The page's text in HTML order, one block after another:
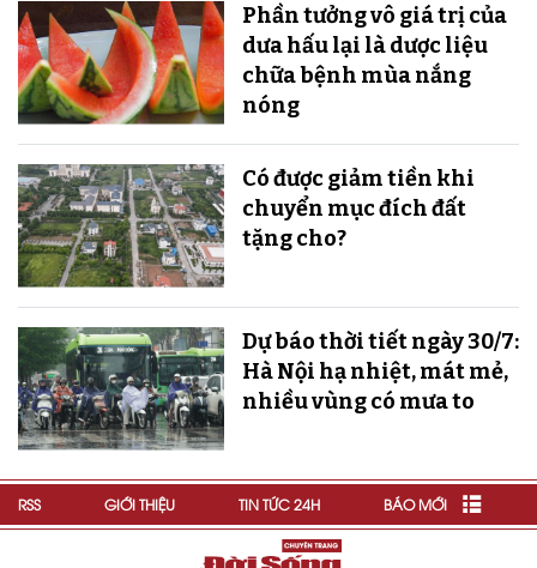
Phần tưởng vô giá trị của
dưa hấu lại là dược liệu
chữa bệnh mùa nắng
nóng
Có được giảm tiền khi
chuyển mục đích đất
tặng cho?
Dự báo thời tiết ngày 30/7:
Hà Nội hạ nhiệt, mát mẻ,
nhiều vùng có mưa to
RSS GIỚI THIỆU TIN TỨC 24H BÁO MỚI